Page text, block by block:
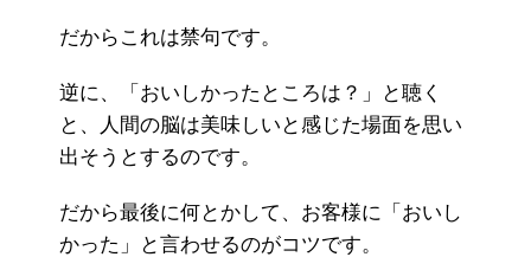
だからこれは禁句です。
逆に、「おいしかったところは？」と聴く
と、人間の脳は美味しいと感じた場面を思い
出そうとするのです。
だから最後に何とかして、お客様に「おいし
かった」と言わせるのがコツです。